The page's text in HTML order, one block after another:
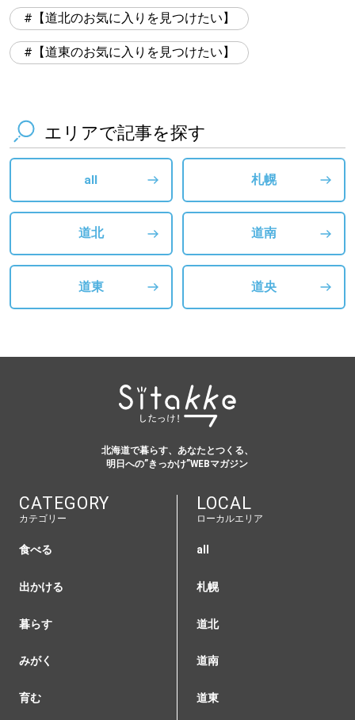
【道北のお気に入りを見つけたい】
【道東のお気に入りを見つけたい】
エリアで記事を探す
all 札幌
道北 道南
道東 道央
北海道で暮らす、あなたとつくる、
明日への”きっかけ”WEBマガジン
CATEGORY
カテゴリー
食べる
出かける
暮らす
みがく
育む
LOCAL
ローカルエリア
all
札幌
道北
道南
道東